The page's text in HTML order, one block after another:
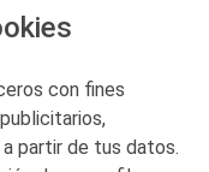
con fines
partir de tus datos.